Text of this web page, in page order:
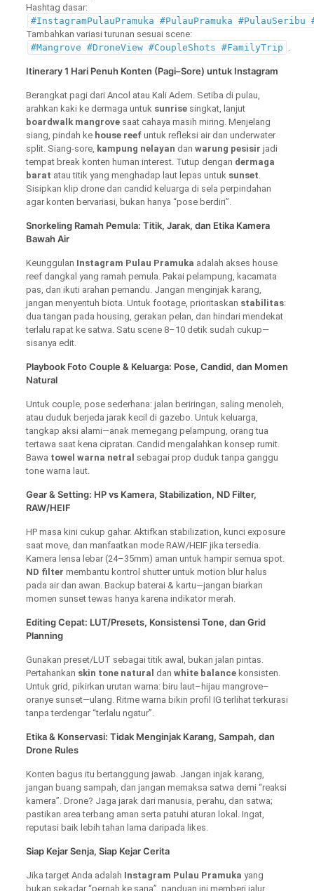
Hashtag dasar:
#InstagramPulauPramuka #PulauPramuka #PulauSeribu
Tambahkan variasi turunan sesuai scene:
#Mangrove #DroneView #CoupleShots #FamilyTrip
Itinerary 1 Hari Penuh Konten (Pagi–Sore) untuk Instagram
Berangkat pagi dari Ancol atau Kali Adem. Setiba di pulau,
arahkan kaki ke dermaga untuk sunrisesingkat, lanjut
boardwalk mangrovesaat cahaya masih miring. Menjelang
siang, pindah ke house reefuntuk refleksi air dan underwater
split. Siang-sore, kampung nelayan dan warung pesisir jadi
tempat break konten human interest. Tutup dengan dermaga
barat atau titik yang menghadap laut lepas untuk sunset
Sisipkan klip drone dan candid keluarga di sela perpindahan
agar konten bervariasi, bukan hanya “pose berdiri”.
Snorkeling Ramah Pemula: Titik, Jarak, dan Etika Kamera
Bawah Air
Keunggulan Instagram Pulau Pramuka adalah akses house
reef dangkal yang ramah pemula. Pakai pelampung, kacamata
pas, dan ikuti arahan pemandu. Jangan menginjak karang,
jangan menyentuh biota. Untuk footage, prioritaskan stabilitas:
dua tangan pada housing, gerakan pelan, dan hindari mendekat
terlalu rapat ke satwa. Satu scene 8–10 detik sudah cukup—
sisanya edit.
Playbook Foto Couple & Keluarga: Pose, Candid, dan Momen
Natural
Untuk couple, pose sederhana: jalan beriringan, saling menoleh,
atau duduk berjeda jarak kecil di gazebo. Untuk keluarga,
tangkap aksi alami—anak memegang pelampung, orang tua
tertawa saat kena cipratan. Candid mengalahkan konsep rumit.
Bawa towel warna netral sebagai prop duduk tanpa ganggu
tone warna laut.
Gear & Setting: HP vs Kamera, Stabilization, ND Filter,
RAW/HEIF
HP masa kini cukup gahar. Aktifkan stabilization, kunci exposure
saat move, dan manfaatkan mode RAW/HEIF jika tersedia.
Kamera lensa lebar (24–35mm) aman untuk hampir semua spot.
ND filter membantu kontrol shutter untuk motion blur halus
pada air dan awan. Backup baterai & kartu—jangan biarkan
momen sunset tewas hanya karena indikator merah.
Editing Cepat: LUT/Presets, Konsistensi Tone, dan Grid
Planning
Gunakan preset/LUT sebagai titik awal, bukan jalan pintas.
Pertahankan skin tone natural dan white balancekonsisten.
Untuk grid, pikirkan urutan warna: biru laut–hijau mangrove–
oranye sunset—ulang. Ritme warna bikin profil IG terlihat terkurasi
tanpa terdengar “terlalu ngatur”.
Etika & Konservasi: Tidak Menginjak Karang, Sampah, dan
Drone Rules
Konten bagus itu bertanggung jawab. Jangan injak karang,
jangan buang sampah, dan jangan memaksa satwa demi “reaksi
kamera”. Drone? Jaga jarak dari manusia, perahu, dan satwa;
pastikan area terbang aman serta patuhi aturan lokal. Ingat,
reputasi baik lebih tahan lama daripada likes.
Siap Kejar Senja, Siap Kejar Cerita
Jika target Anda adalah Instagram Pulau Pramuka yang
bukan sekadar “pernah ke sana”, panduan ini memberi jalur